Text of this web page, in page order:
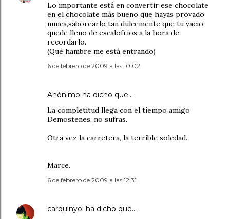
Lo importante está en convertir ese chocolate
en el chocolate más bueno que hayas provado
nunca,saborearlo tan dulcemente que tu vacio
quede lleno de escalofríos a la hora de
recordarlo.
(Qué hambre me está entrando)
6 de febrero de 2009 a las 10:02
Anónimo ha dicho que…
La completitud llega con el tiempo amigo
Demostenes, no sufras.
Otra vez la carretera, la terrible soledad.
Marce.
6 de febrero de 2009 a las 12:31
carquinyol ha dicho que…